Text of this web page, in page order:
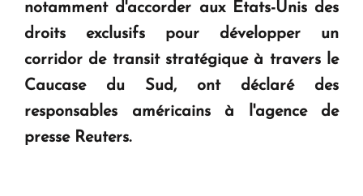
notamment d'accorder aux États-Unis des
droits exclusifs pour développer un
corridor de transit stratégique à travers le
Caucase du Sud, ont déclaré des
responsables américains à l'agence de
presse Reuters.